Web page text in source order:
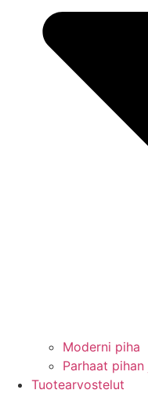
Moderni piha
Parhaat
Tuotearvostelut